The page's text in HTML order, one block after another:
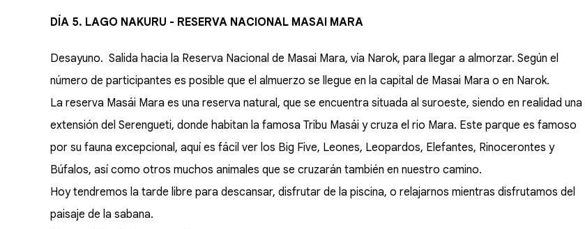
DÍA 5. LAGO NAKURU - RESERVA NACIONAL MASAI MARA
Desayuno. Salida hacia la Reserva Nacional de Masai Mara, vía Narok, para llegar a almorzar. Según el
número de participantes es posible que el almuerzo se llegue en la capital de Masai Mara o en Narok.
La reserva Masái Mara es una reserva natural, que se encuentra situada al suroeste, siendo en realidad una
extensión del Serengueti, donde habitan la famosa Tribu Masái y cruza el rio Mara. Este parque es famoso
por su fauna excepcional, aquí es fácil ver los Big Five, Leones, Leopardos, Elefantes, Rinocerontes y
Búfalos, así como otros muchos animales que se cruzarán también en nuestro camino.
Hoy tendremos la tarde libre para descansar, disfrutar de la piscina, o relajarnos mientras disfrutamos del
paisaje de la sabana.